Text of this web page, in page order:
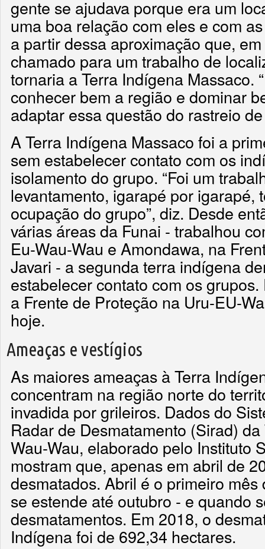
gente se ajudava porque era um
uma boa relação com eles e com
a partir dessa aproximação que,
chamado para um trabalho de
tornaria a Terra Indígena Massaco.
conhecer bem a região e dominar
adaptar essa questão do rastreio
A Terra Indígena Massaco foi a
sem estabelecer contato com os
isolamento do grupo. “Foi um
levantamento, igarapé por igarapé,
ocupação do grupo”, diz. Desde
várias áreas da Funai - trabalhou
Eu-Wau-Wau e Amondawa, na
Javari - a segunda terra indígena
estabelecer contato com os
a Frente de Proteção na Uru-EU-
hoje.
Ameaças e vestígios
As maiores ameaças à Terra
concentram na região norte do
invadida por grileiros. Dados do
Radar de Desmatamento (Sirad)
Wau-Wau, elaborado pelo Instituto
mostram que, apenas em abril de
desmatados. Abril é o primeiro
se estende até outubro - e quando
desmatamentos. Em 2018, o
Indígena foi de 692,34 hectares.